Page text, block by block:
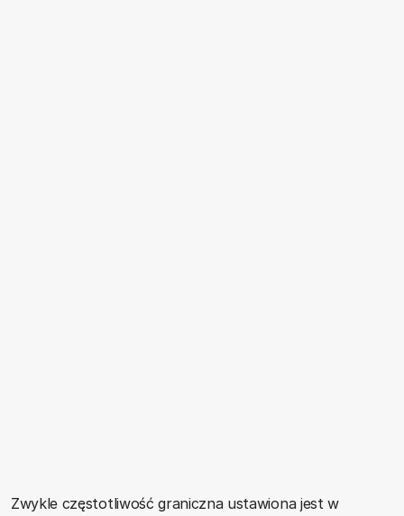
Zwykle częstotliwość graniczna ustawiona jest w